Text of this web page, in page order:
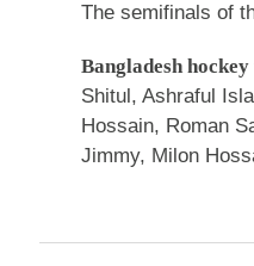
The semifinals of
Bangladesh hockey
Shitul, Ashraful
Hossain, Roman
Jimmy, Milon